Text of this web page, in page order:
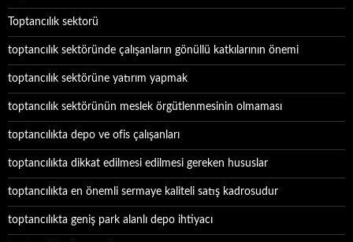
Toptancılık sektorü
toptancılık sektöründe çalışanların gönüllü katkılarının önemi
toptancılık sektörüne yatırım yapmak
toptancılık sektörünün meslek örgütlenmesinin olmaması
toptancılıkta depo ve ofis çalışanları
toptancılıkta dikkat edilmesi edilmesi gereken hususlar
toptancılıkta en önemli sermaye kaliteli satış kadrosudur
toptancılıkta geniş park alanlı depo ihtiyacı